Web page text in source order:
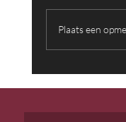
Farid
Plaats een